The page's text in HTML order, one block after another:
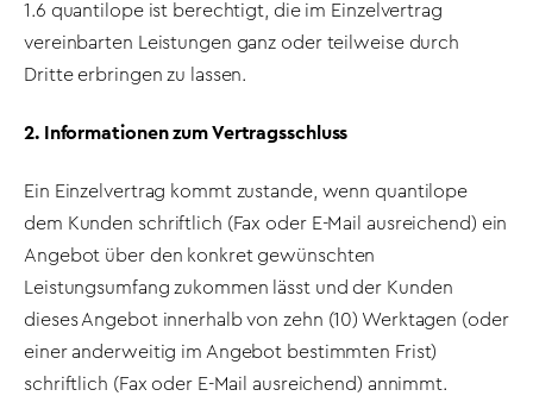
1.6 quantilope ist berechtigt, die im Einzelvertrag
vereinbarten Leistungen ganz oder teilweise durch
Dritte erbringen zu lassen.
2. Informationen zum Vertragsschluss
Ein Einzelvertrag kommt zustande, wenn quantilope
dem Kunden schriftlich (Fax oder E-Mail ausreichend) ein
Angebot über den konkret gewünschten
Leistungsumfang zukommen lässt und der Kunden
dieses Angebot innerhalb von zehn (10) Werktagen (oder
einer anderweitig im Angebot bestimmten Frist)
schriftlich (Fax oder E-Mail ausreichend) annimmt.